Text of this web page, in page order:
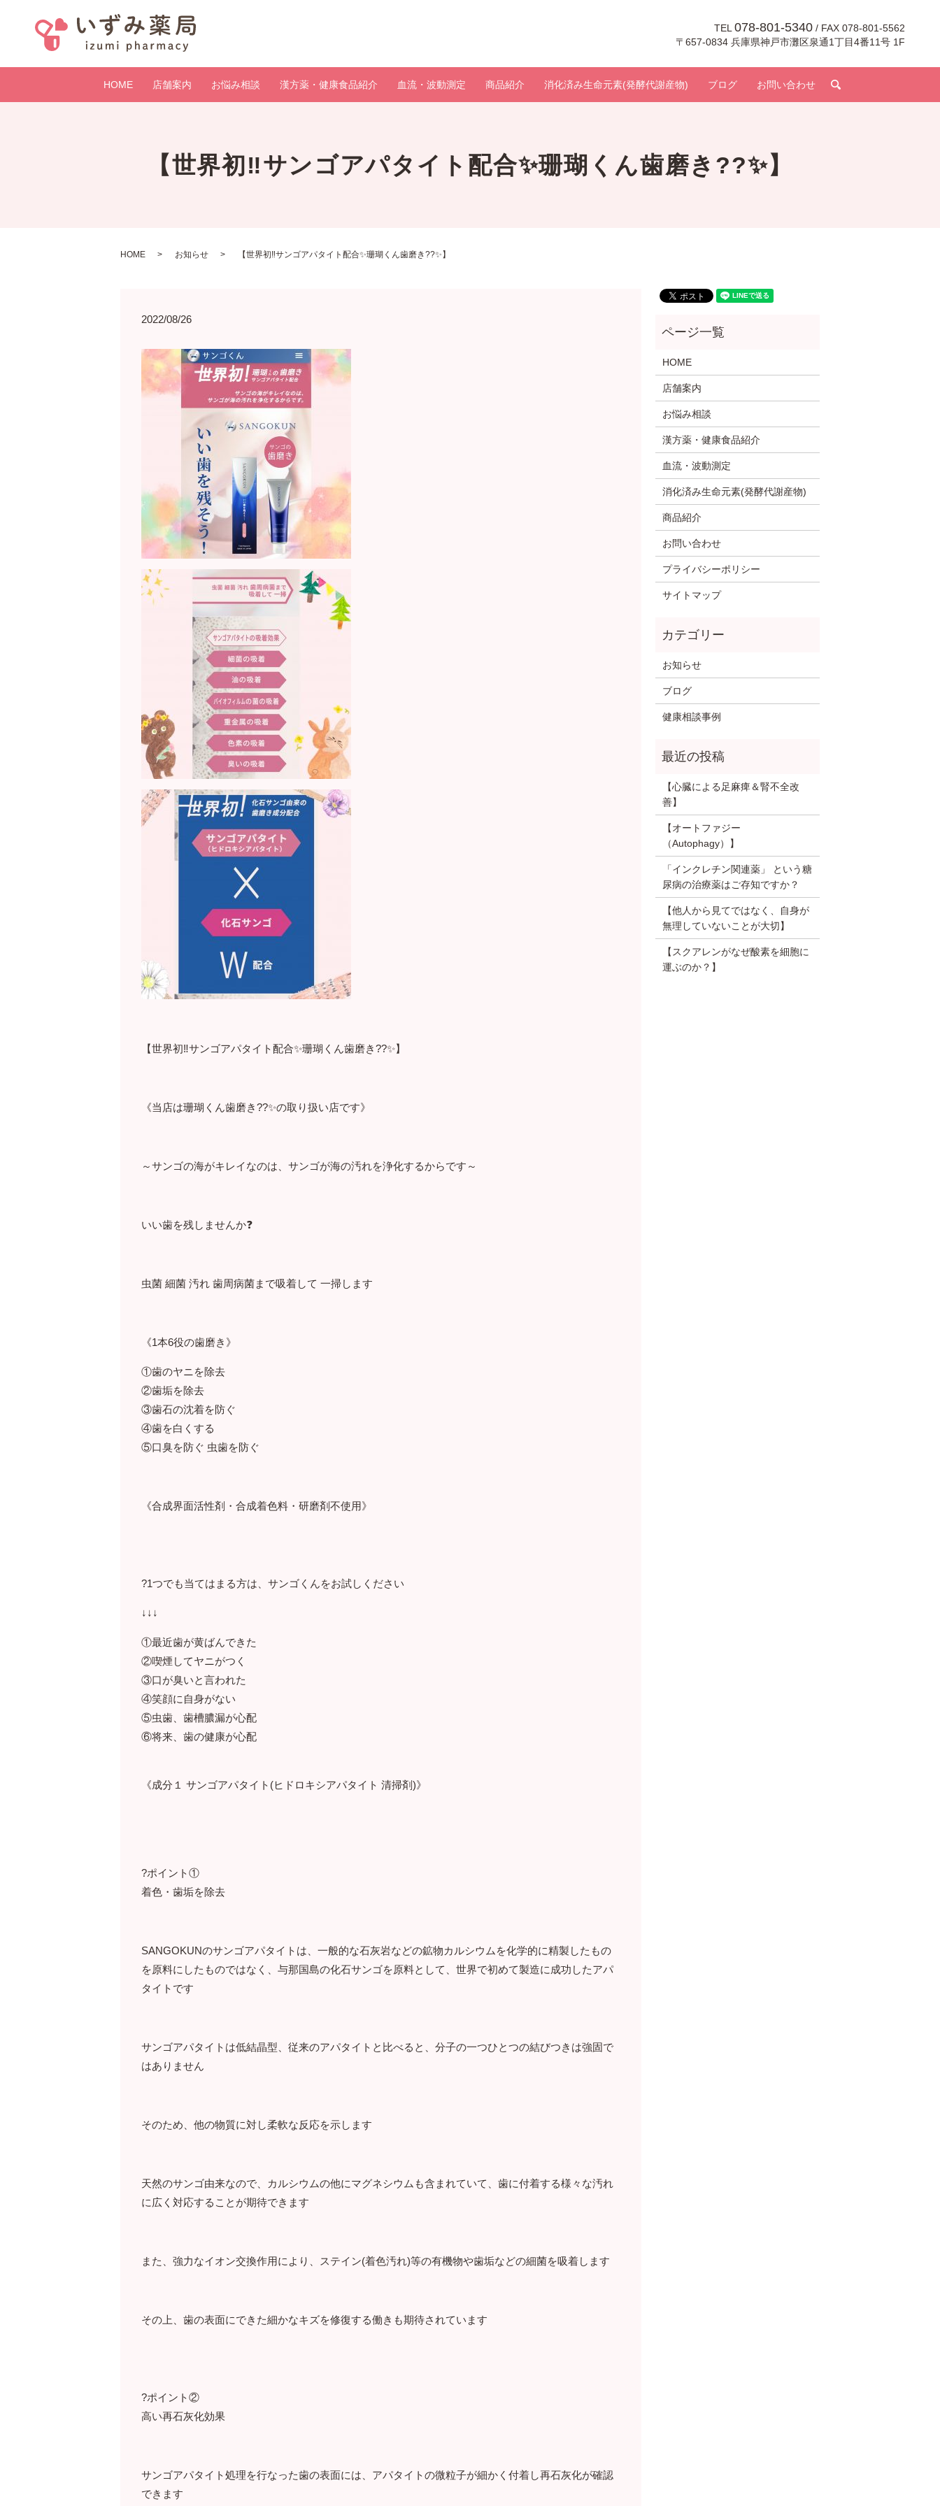
TEL 078-801-5340 / FAX 078-801-5562
〒657-0834 兵庫県神戸市灘区泉通1丁目4番11号 1F
HOME 店舗案内 お悩み相談 漢方薬・健康食品紹介 血流・波動測定 商品紹介 消化済み生命元素(発酵代謝産物) ブログ お問い合わせ
【世界初‼️サンゴアパタイト配合✨珊瑚くん歯磨き??✨】
HOME お知らせ 【世界初‼️サンゴアパタイト配合✨珊瑚くん歯磨き??✨】
2022/08/26
【世界初‼️サンゴアパタイト配合✨珊瑚くん歯磨き??✨】
《当店は珊瑚くん歯磨き??✨の取り扱い店です》
～サンゴの海がキレイなのは、サンゴが海の汚れを浄化するからです～
いい歯を残しませんか❓
虫菌 細菌 汚れ 歯周病菌まで吸着して 一掃します
《1本6役の歯磨き》
①歯のヤニを除去
②歯垢を除去
③歯石の沈着を防ぐ
④歯を白くする
⑤口臭を防ぐ 虫歯を防ぐ
《合成界面活性剤・合成着色料・研磨剤不使用》
?1つでも当てはまる方は、サンゴくんをお試しください
↓↓↓
①最近歯が黄ばんできた
②喫煙してヤニがつく
③口が臭いと言われた
④笑顔に自身がない
⑤虫歯、歯槽膿漏が心配
⑥将来、歯の健康が心配
《成分１ サンゴアパタイト(ヒドロキシアパタイト 清掃剤)》
?ポイント①
着色・歯垢を除去
SANGOKUNのサンゴアパタイトは、一般的な石灰岩などの鉱物カルシウムを化学的に精製したもの
を原料にしたものではなく、与那国島の化石サンゴを原料として、世界で初めて製造に成功したアパ
タイトです
サンゴアパタイトは低結晶型、従来のアパタイトと比べると、分子の一つひとつの結びつきは強固で
はありません
そのため、他の物質に対し柔軟な反応を示します
天然のサンゴ由来なので、カルシウムの他にマグネシウムも含まれていて、歯に付着する様々な汚れ
に広く対応することが期待できます
また、強力なイオン交換作用により、ステイン(着色汚れ)等の有機物や歯垢などの細菌を吸着します
その上、歯の表面にできた細かなキズを修復する働きも期待されています
?ポイント②
高い再石灰化効果
サンゴアパタイト処理を行なった歯の表面には、アパタイトの微粒子が細かく付着し再石灰化が確認
できます
HOME
店舗案内
お悩み相談
漢方薬・健康食品紹介
血流・波動測定
消化済み生命元素(発酵代謝産物)
商品紹介
お問い合わせ
プライバシーポリシー
サイトマップ
お知らせ
ブログ
健康相談事例
【心臓による足麻痺＆腎不全改
善】
【オートファジー
（Autophagy）】
「インクレチン関連薬」 という糖
尿病の治療薬はご存知ですか？
【他人から見てではなく、自身が
無理していないことが大切】
【スクアレンがなぜ酸素を細胞に
運ぶのか？】